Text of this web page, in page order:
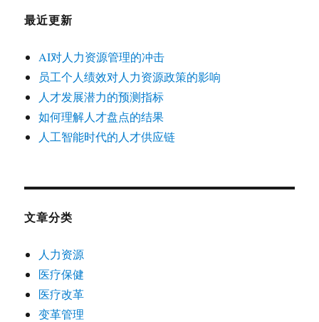
最近更新
AI对人力资源管理的冲击
员工个人绩效对人力资源政策的影响
人才发展潜力的预测指标
如何理解人才盘点的结果
人工智能时代的人才供应链
文章分类
人力资源
医疗保健
医疗改革
变革管理